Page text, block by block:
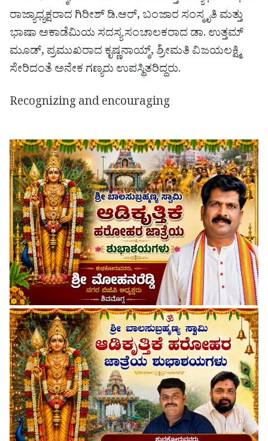
ರಾಜ್ಯಾಧ್ಯಕ್ಷರಾದ ಗಿರೀಶ್ ಡಿ.ಆರ್, ಬಂಜಾರ ಸಂಸ್ಕೃತಿ ಮತ್ತು
ಭಾಷಾ ಅಕಾಡೆಮಿಯ ಸದಸ್ಯ ಸಂಚಾಲಕರಾದ ಡಾ. ಉತ್ತಮ್
ಮೂಡ್, ಪ್ರಮುಖರಾದ ಕೃಷ್ಣನಾಯ್ಕ್, ಶ್ರೀಮತಿ ವಿಜಯಲಕ್ಷ್ಮಿ
ಸೇರಿದಂತೆ ಅನೇಕ ಗಣ್ಯರು ಉಪಸ್ಥಿತರಿದ್ದರು.
Recognizing and encouraging